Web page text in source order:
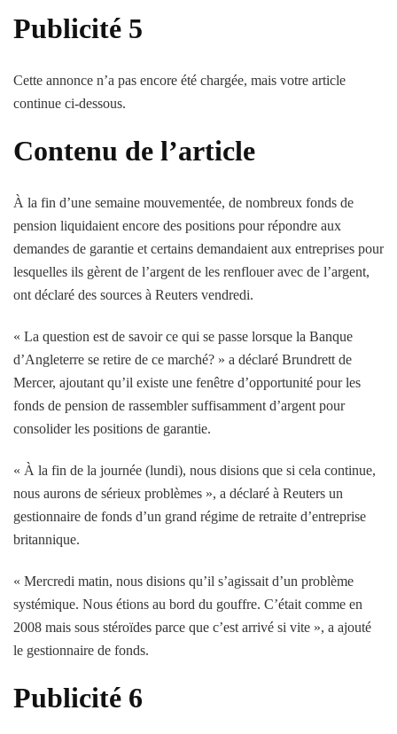
Publicité 5
Cette annonce n’a pas encore été chargée, mais votre article
continue ci-dessous.
Contenu de l’article
À la fin d’une semaine mouvementée, de nombreux fonds de
pension liquidaient encore des positions pour répondre aux
demandes de garantie et certains demandaient aux entreprises pour
lesquelles ils gèrent de l’argent de les renflouer avec de l’argent,
ont déclaré des sources à Reuters vendredi.
« La question est de savoir ce qui se passe lorsque la Banque
d’Angleterre se retire de ce marché? » a déclaré Brundrett de
Mercer, ajoutant qu’il existe une fenêtre d’opportunité pour les
fonds de pension de rassembler suffisamment d’argent pour
consolider les positions de garantie.
« À la fin de la journée (lundi), nous disions que si cela continue,
nous aurons de sérieux problèmes », a déclaré à Reuters un
gestionnaire de fonds d’un grand régime de retraite d’entreprise
britannique.
« Mercredi matin, nous disions qu’il s’agissait d’un problème
systémique. Nous étions au bord du gouffre. C’était comme en
2008 mais sous stéroïdes parce que c’est arrivé si vite », a ajouté
le gestionnaire de fonds.
Publicité 6